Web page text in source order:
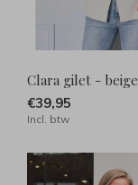
Clara gilet - beige
€39,95
Incl. btw